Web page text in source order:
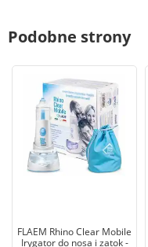
Podobne strony
FLAEM Rhino Clear Mobile
Irygator do nosa i zatok -